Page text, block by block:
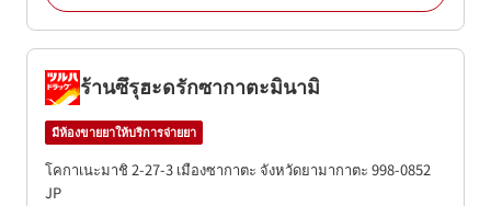
ร้านซึรุฮะดรักซากาตะมินามิ
มีห้องขายยาให้บริการจ่ายยา
โคกาเนะมาชิ 2-27-3 เมืองซากาตะ จังหวัดยามากาตะ 998-0852
JP